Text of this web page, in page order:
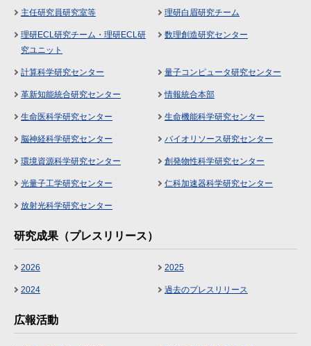
主任研究員研究室等 理研白眉研究チーム
理研ECL研究チーム・理研ECL研
究ユニット
数理創造研究センター
計算科学研究センター 量子コンピュータ研究センター
革新知能統合研究センター 情報統合本部
生命医科学研究センター 生命機能科学研究センター
脳神経科学研究センター バイオリソース研究センター
環境資源科学研究センター 創発物性科学研究センター
光量子工学研究センター 仁科加速器科学研究センター
放射光科学研究センター
研究成果（プレスリリース）
2026 2025
2024 過去のプレスリリース
広報活動